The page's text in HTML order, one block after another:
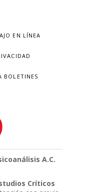
EN LÍNEA
BOLETINES
A.C.
Críticos